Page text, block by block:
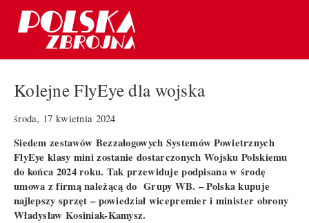
Kolejne FlyEye dla wojska
środa, 17 kwietnia 2024
Siedem zestawów Bezzałogowych Systemów Powietrznych
FlyEye klasy mini zostanie dostarczonych Wojsku Polskiemu
do końca 2024 roku. Tak przewiduje podpisana w środę
umowa z firmą należącą do Grupy WB. – Polska kupuje
najlepszy sprzęt – powiedział wicepremier i minister obrony
Władysław Kosiniak-Kamysz.